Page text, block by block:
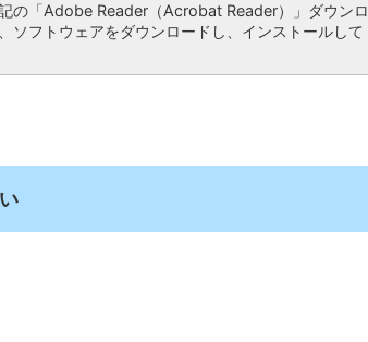
の「Adobe Reader（Acrobat Reader）」ダウンロ
ソフトウェアをダウンロードし、インストールして